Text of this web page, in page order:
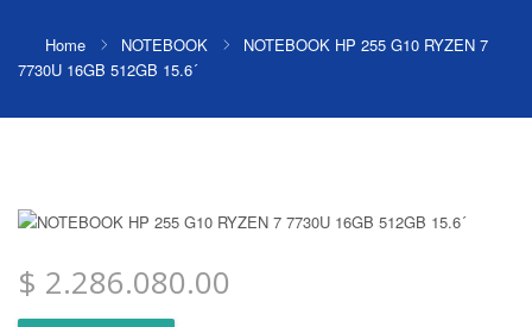
Home NOTEBOOK
NOTEBOOK HP 255 G10 RYZEN 7
7730U 16GB 512GB 15.6´
$ 2.286.080.00